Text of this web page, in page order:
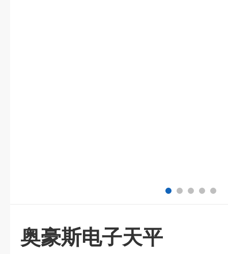
奥豪斯电子天平